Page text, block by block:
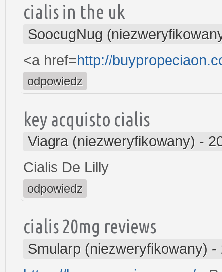
cialis in the uk
SoocugNug
<a href=http://
odpowiedz
key acquisto cialis
Viagra (niezweryfikowany) -
Cialis De Lilly
odpowiedz
cialis 20mg reviews
Smularp (niezweryfikowany) -